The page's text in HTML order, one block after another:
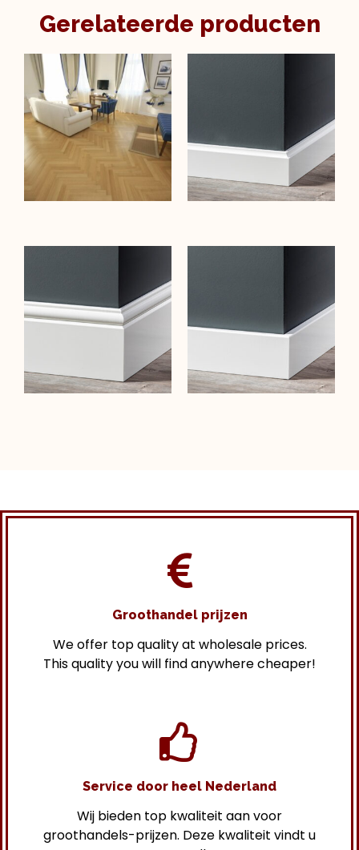
Gerelateerde producten
Groothandel prijzen
We offer top quality at wholesale prices.
This quality you will find anywhere cheaper!
Service door heel Nederland
Wij bieden top kwaliteit aan voor
groothandels-prijzen. Deze kwaliteit vindt u